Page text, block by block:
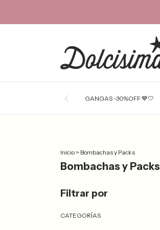
GANGAS -30%OFF 💙🤍
Inicio > Bombachas y Packs
Bombachas y Packs
Filtrar por
CATEGORÍAS